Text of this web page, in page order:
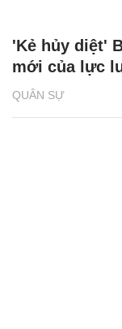
QUÂN SỰ
'Kẻ hủy diệt'
mới của lực